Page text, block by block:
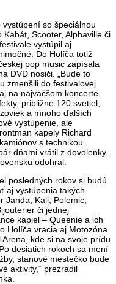
so špeciálnou
Scooter, Alphaville či
vystúpil aj
Do Holíča totiž
pop music zapísala
DVD nosiči. „Bude to
zmenšili do festivalovej
na najväčšom koncerte
približne 120 svetiel,
a mnoho ďalších
vystúpenie, ale
kapely Richard
s technikou
dňami vrátil z dovolenky,
odohral.
posledných rokov si budú
aj vystúpenia takých
Janda, Kali, Polemic,
či jednej
kapiel – Queenie a ich
Holíča vracia aj Motozóna
kde si na svoje prídu
desiatich rokoch sa mení
stanové mestečko bude
aktivity,“ prezradil